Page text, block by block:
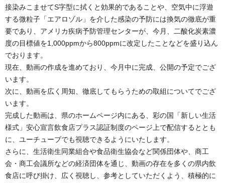
接染みこませてS字型に拭くと効果的であることや、空気中に浮遊
する微粒子「エアロゾル」を介した感染の予防には換気の徹底が重
要であり、アメリカ疾病予防管理センターが、今月、二酸化炭素濃
度の目標値を1,000ppmから800ppmに改定したことなどを盛り込ん
でおります。
現在、動画の作成を進めており、今月中に完成、公開の予定でござ
います。
次に、動画を広く周知、徹底してもらうための取組についてでござ
います。
完成した動画は、県のホームページ内にある、彩の国「新しい生活
様式」安心宣言飲食店プラス認証制度のページ上で配信するととも
に、ユーチューブでも視聴できるようにいたします。
さらに、生活衛生同業組合や食品衛生協会など関係団体や、商工
会・商工会議所などの経済団体を通じ、動画の存在を多くの県内飲
食店に呼び掛け、広く視聴し、参考としていただくよう、積極的に